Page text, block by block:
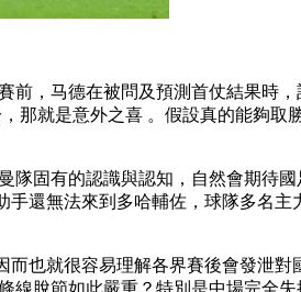
前 ，马德在被問及預測首仗結果時
就是意外之喜 。假設真的能夠取勝
有的認識與認知，自然會期待國
還無法來到多哈輔佐，球隊多名
也就很容易理解各界賽後會發泄對國
線脫節如此嚴重？特別是中場完全失控